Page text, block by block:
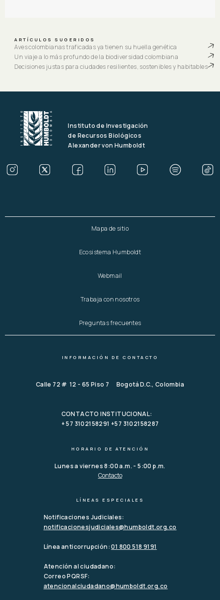
ARTÍCULOS SUGERIDOS
Aves colombianas traficadas ya tienen su huella genética
Un viaje a lo más profundo de la biodiversidad colombiana
Decisiones justas para ciudades resilientes, sostenibles y habitables
Instituto de Investigación
de Recursos Biológicos
Alexander von Humboldt
Mapa de sitio
Ecosistema Humboldt
Webmail
Trabaja con nosotros
Preguntas frecuentes
INFORMACIÓN DE CONTACTO
Calle 72 # 12 - 65 Piso 7 Bogotá D.C., Colombia
CONTACTO INSTITUCIONAL:
+ 57 3102158291 +57 3102158287
HORARIO DE ATENCIÓN
Lunes a viernes 8:00 a.m. - 5:00 p.m.
Contacto
LÍNEAS ESPECIALES
Notificaciones Judiciales:
notificacionesjudiciales@humboldt.org.co
Línea anticorrupción:01 800 518 9191
Atención al ciudadano:
Correo PQRSF:
atencionalciudadano@humboldt.org.co